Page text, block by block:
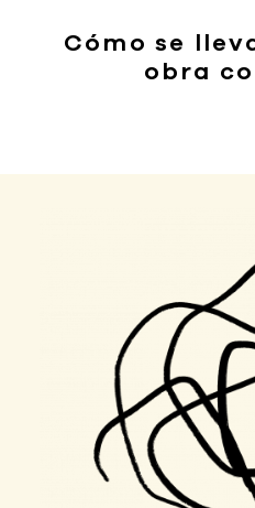
Cómo se
obra